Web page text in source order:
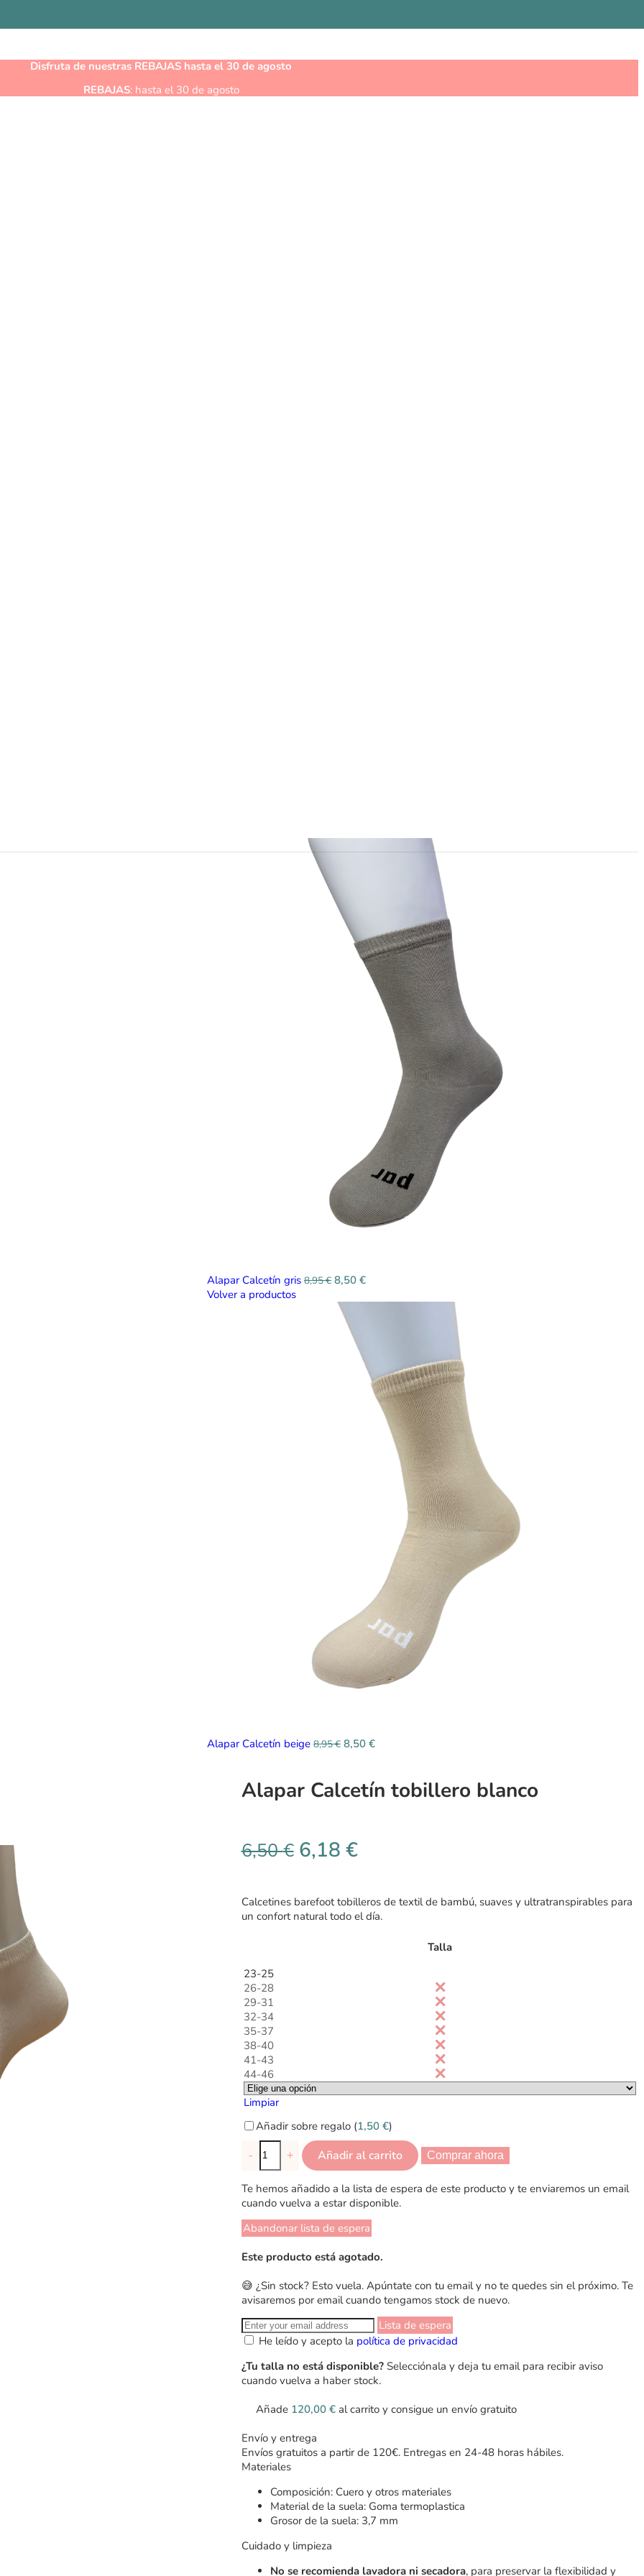
Disfruta de nuestras REBAJAS hasta el 30 de agosto
REBAJAS: hasta el 30 de agosto
Alapar Calcetín gris 8,95€ 8,50 €
Volver a productos
Alapar Calcetín beige 8,95€ 8,50 €
Alapar Calcetín tobillero blanco
6,50€ 6,18 €
Calcetines barefoot tobilleros de textil de bambú, suaves y ultratranspirables para
un confort natural todo el día.
Talla
23-25
26-28
29-31
32-34
35-37
38-40
41-43
44-46
Limpiar
Añadir sobre regalo (1,50 €)
- + Añadir al carrito Comprar ahora
Te hemos añadido a la lista de espera de este producto y te enviaremos un email
cuando vuelva a estar disponible.
Abandonar lista de espera
Este producto está agotado.
😅 ¿Sin stock? Esto vuela. Apúntate con tu email y no te quedes sin el próximo. Te
avisaremos por email cuando tengamos stock de nuevo.
Lista de espera
He leído y acepto la política de privacidad
¿Tu talla no está disponible?Selecciónala y deja tu email para recibir aviso
cuando vuelva a haber stock.
Añade 120,00 €al carrito y consigue un envío gratuito
Envío y entrega
Envíos gratuitos a partir de 120€. Entregas en 24-48 horas hábiles.
Materiales
Composición: Cuero y otros materiales
Material de la suela: Goma termoplastica
Grosor de la suela: 3,7 mm
Cuidado y limpieza
No se recomienda lavadora ni secadora, para preservar la flexibilidad y